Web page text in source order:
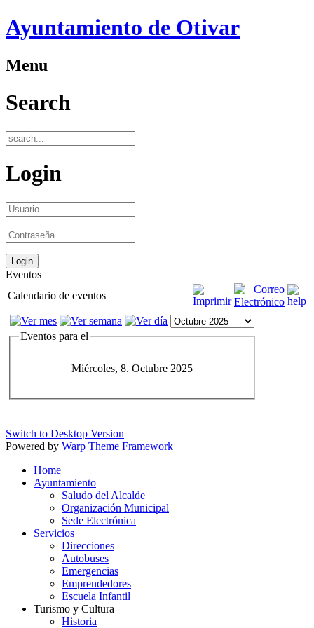
Ayuntamiento de Otivar
Menu
Search
Login
Eventos
Calendario de eventos
Eventos para el
Miércoles, 8. Octubre 2025
Switch to Desktop Version
Powered by Warp Theme Framework
Home
Ayuntamiento
Saludo del Alcalde
Organización Municipal
Sede Electrónica
Servicios
Direcciones
Autobuses
Emergencias
Emprendedores
Escuela Infantil
Turismo y Cultura
Historia